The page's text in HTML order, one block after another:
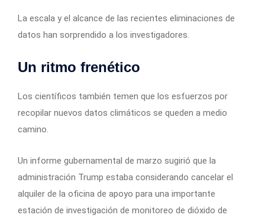
La escala y el alcance de las recientes eliminaciones de
datos han sorprendido a los investigadores.
Un ritmo frenético
Los científicos también temen que los esfuerzos por
recopilar nuevos datos climáticos se queden a medio
camino.
Un informe gubernamental de marzo sugirió que la
administración Trump estaba considerando cancelar el
alquiler de la oficina de apoyo para una importante
estación de investigación de monitoreo de dióxido de